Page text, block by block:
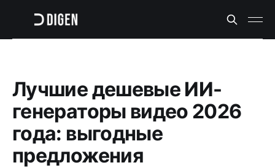
Лучшие дешевые ИИ-
генераторы видео 2026
года: выгодные
предложения